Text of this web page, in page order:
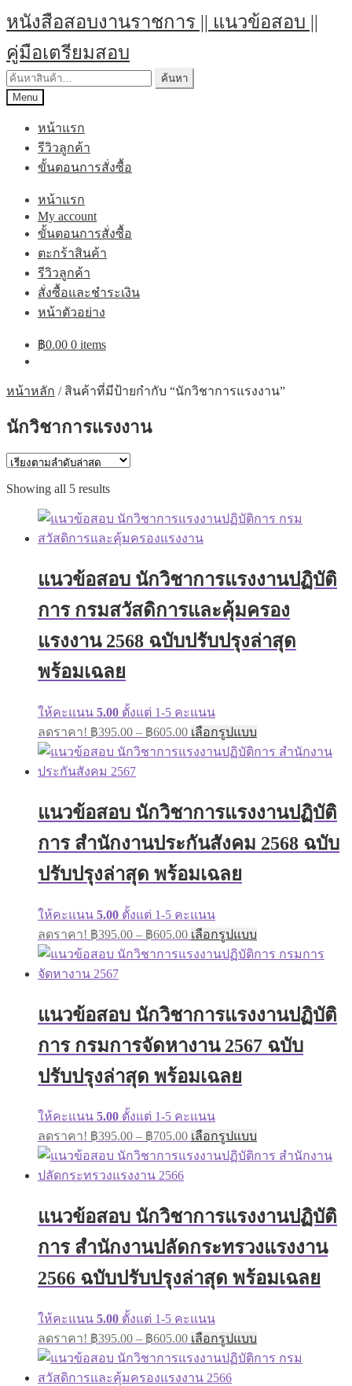
Skip
to
navigation
Skip
to
content
หนังสือสอบงานราชการ || แนวข้อสอบ ||
คู่มือเตรียมสอบ
ค้นหา:
ค้นหา
Menu
หน้าแรก
รีวิวลูกค้า
ขั้นตอนการสั่งซื้อ
หน้าแรก
My account
ขั้นตอนการสั่งซื้อ
ตะกร้าสินค้า
รีวิวลูกค้า
สั่งซื้อและชำระเงิน
หน้าตัวอย่าง
฿0.00 0 items
หน้าหลัก / สินค้าที่มีป้ายกำกับ “นักวิชาการแรงงาน”
นักวิชาการแรงงาน
Showing all 5 resultsSorted
latest
แนวข้อสอบ นักวิชาการแรงงานปฏิบัติ
การ กรมสวัสดิการและคุ้มครอง
แรงงาน 2568 ฉบับปรับปรุงล่าสุด
พร้อมเฉลย
ให้คะแนน 5.00 ตั้งแต่ 1-5 คะแนน
ลดราคา! ฿395.00 – ฿605.00Price
range:
฿395.00
เลือกรูปแบบ
product
has
options
be
chosen
แนวข้อสอบ นักวิชาการแรงงานปฏิบัติ
การ สำนักงานประกันสังคม 2568 ฉบับ
ปรับปรุงล่าสุด พร้อมเฉลย
ให้คะแนน 5.00 ตั้งแต่ 1-5 คะแนน
ลดราคา! ฿395.00 – ฿605.00Price
range:
฿395.00
เลือกรูปแบบ
product
has
options
be
chosen
แนวข้อสอบ นักวิชาการแรงงานปฏิบัติ
การ กรมการจัดหางาน 2567 ฉบับ
ปรับปรุงล่าสุด พร้อมเฉลย
ให้คะแนน 5.00 ตั้งแต่ 1-5 คะแนน
ลดราคา! ฿395.00 – ฿705.00Price
range:
฿395.00
เลือกรูปแบบ
product
has
options
be
chosen
on
the
แนวข้อสอบ นักวิชาการแรงงานปฏิบัติ
การ สำนักงานปลัดกระทรวงแรงงาน
2566 ฉบับปรับปรุงล่าสุด พร้อมเฉลย
ให้คะแนน 5.00 ตั้งแต่ 1-5 คะแนน
ลดราคา! ฿395.00 – ฿605.00Price
range:
฿395.00
through
เลือกรูปแบบ
product
has